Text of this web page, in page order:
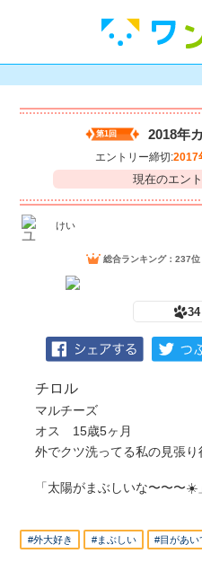
第1回 2018年
エントリー締切:2017
現在のエン
けい
総合ランキング：237位
34
チロル
マルチーズ
オス 15歳5ヶ月
外でクツ洗ってる私の見張り
「太陽がまぶしいな〜〜〜☀️」
#外大好き #まぶしい #目があい